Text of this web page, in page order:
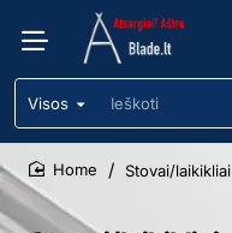
Visos
Ieškoti
home
Stovai/laikikliai